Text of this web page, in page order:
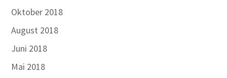
Oktober 2018
August 2018
Juni 2018
Mai 2018